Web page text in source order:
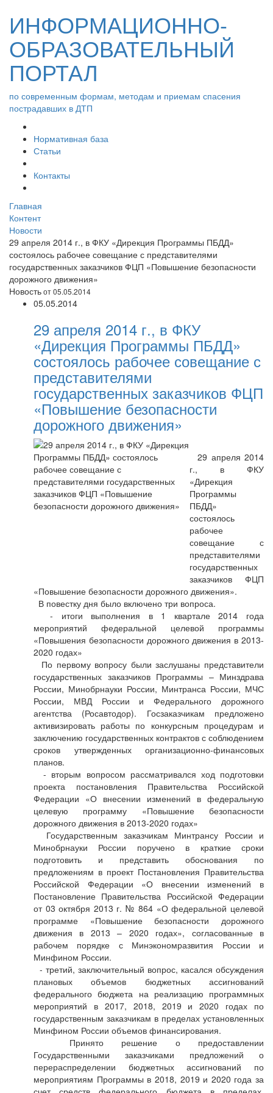
ИНФОРМАЦИОННО-
ОБРАЗОВАТЕЛЬНЫЙ
ПОРТАЛ
по современным формам, методам и приемам спасения
пострадавших в ДТП
Нормативная база
Статьи
Контакты
Главная
Контент
Новости
29 апреля 2014 г., в ФКУ «Дирекция Программы ПБДД»
состоялось рабочее совещание с представителями
государственных заказчиков ФЦП «Повышение безопасности
дорожного движения»
Новостьот 05.05.2014
05.05.2014
29 апреля 2014 г., в ФКУ
«Дирекция Программы ПБДД»
состоялось рабочее совещание с
представителями
государственных заказчиков ФЦП
«Повышение безопасности
дорожного движения»
29 апреля 2014
г., в ФКУ
«Дирекция
Программы
ПБДД»
состоялось
рабочее
совещание с
представителями
государственных
заказчиков ФЦП
«Повышение безопасности дорожного движения».
В повестку дня было включено три вопроса.
- итоги выполнения в 1 квартале 2014 года
мероприятий федеральной целевой программы
«Повышения безопасности дорожного движения в 2013-
2020 годах»
По первому вопросу были заслушаны представители
государственных заказчиков Программы – Минздрава
России, Минобрнауки России, Минтранса России, МЧС
России, МВД России и Федерального дорожного
агентства (Росавтодор). Госзаказчикам предложено
активизировать работы по конкурсным процедурам и
заключению государственных контрактов с соблюдением
сроков утвержденных организационно-финансовых
планов.
- вторым вопросом рассматривался ход подготовки
проекта постановления Правительства Российской
Федерации «О внесении изменений в федеральную
целевую программу «Повышение безопасности
дорожного движения в 2013-2020 годах»
Государственным заказчикам Минтрансу России и
Минобрнауки России поручено в краткие сроки
подготовить и представить обоснования по
предложениям в проект Постановления Правительства
Российской Федерации «О внесении изменений в
Постановление Правительства Российской Федерации
от 03 октября 2013 г. № 864 «О федеральной целевой
программе «Повышение безопасности дорожного
движения в 2013 – 2020 годах», согласованные в
рабочем порядке с Минэкономразвития России и
Минфином России.
- третий, заключительный вопрос, касался обсуждения
плановых объемов бюджетных ассигнований
федерального бюджета на реализацию программных
мероприятий в 2017, 2018, 2019 и 2020 годах по
государственным заказчикам в пределах установленных
Минфином России объемов финансирования.
Принято решение о предоставлении
Государственными заказчиками предложений о
перераспределении бюджетных ассигнований по
мероприятиям Программы в 2018, 2019 и 2020 года за